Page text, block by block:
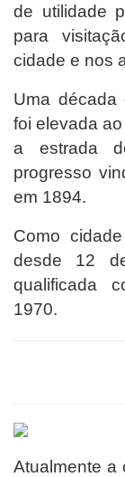
de utilidade
para
cidade e nos
Uma década
foi elevada
a estrada
progresso
em 1894.
Como
desde 12
qualificada
1970.
Atualmente a